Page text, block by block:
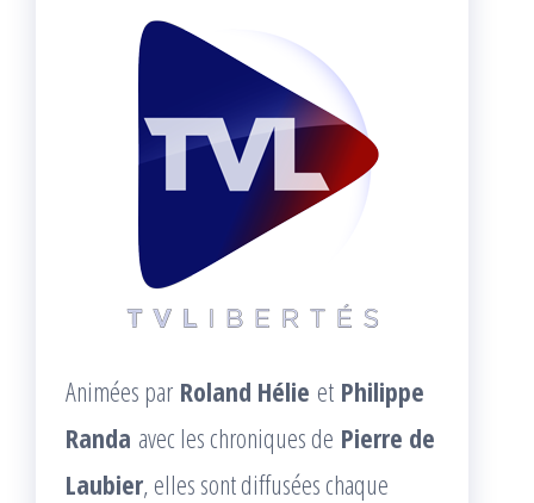
Animées par Roland Hélie et Philippe
Randa avec les chroniques de Pierre de
Laubier, elles sont diffusées chaque